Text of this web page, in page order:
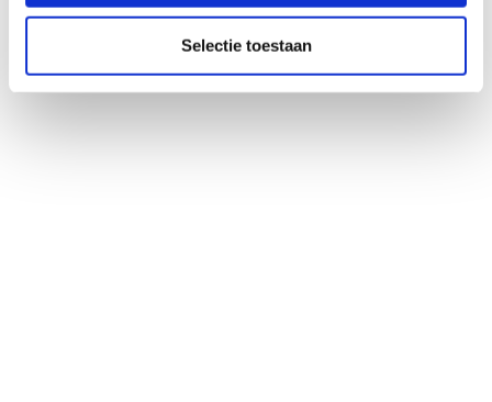
Selectie toestaan